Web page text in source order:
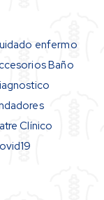
enfermo
Baño
Clínico